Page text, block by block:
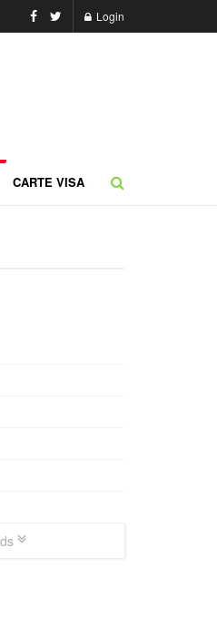
Login
CARTE VISA